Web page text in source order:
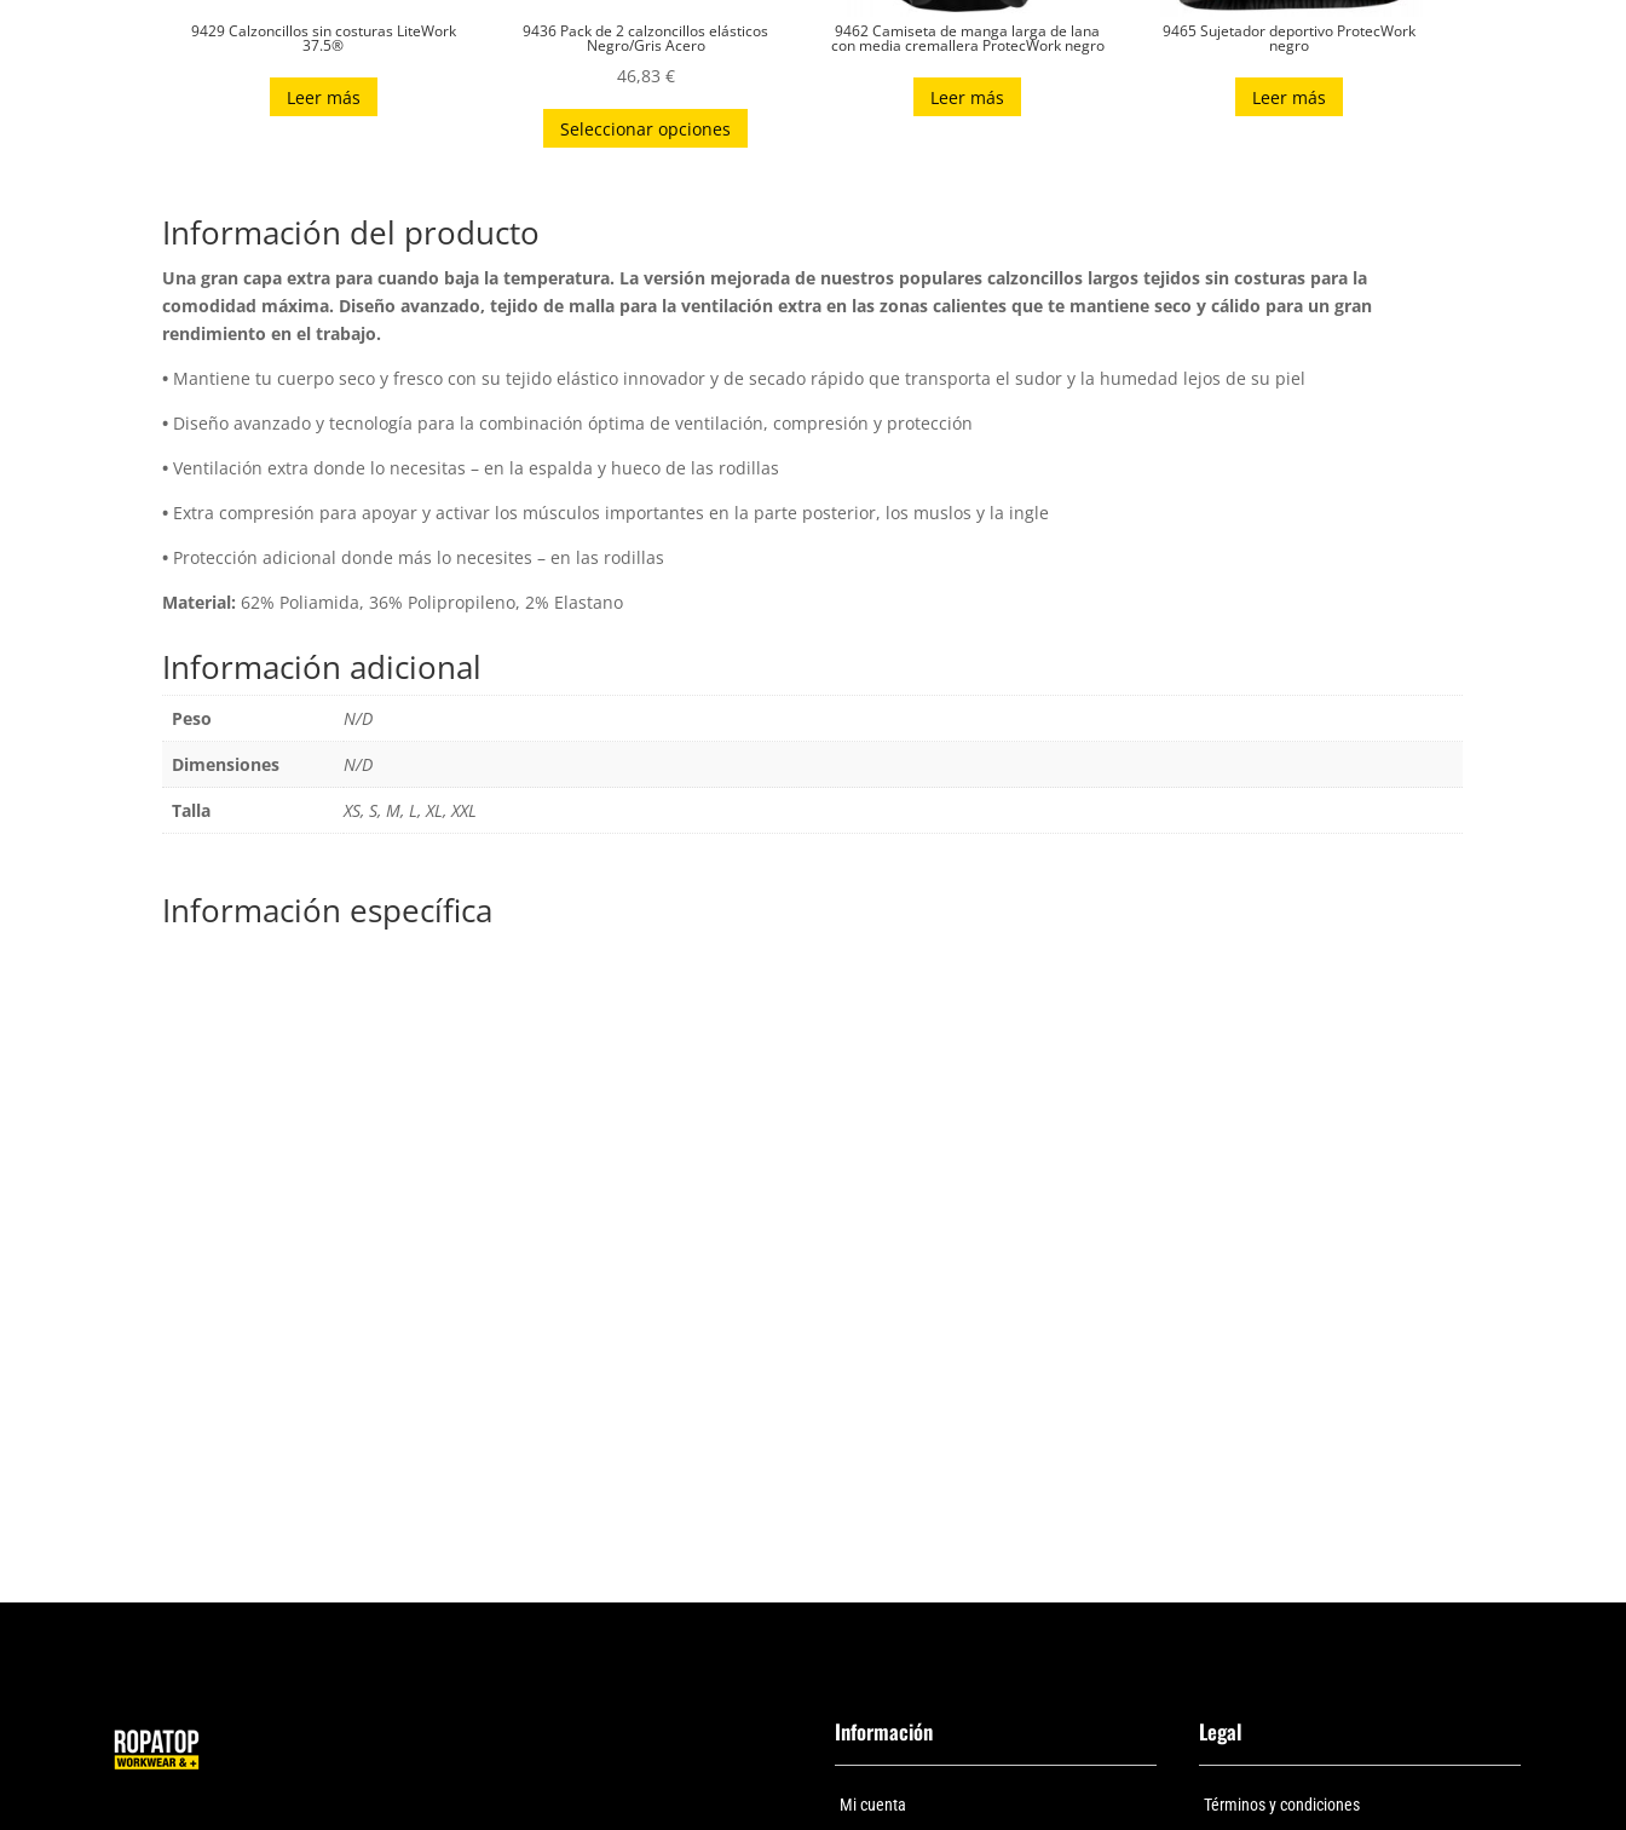
9429 Calzoncillos sin costuras LiteWork
37.5®
Leer más
9436 Pack de 2 calzoncillos elásticos
Negro/Gris Acero
46,83 €
Seleccionar opciones
Este
opciones
elegir
en
de
9462 Camiseta de manga larga de lana
con media cremallera ProtecWork negro
Leer más
9465 Sujetador deportivo ProtecWork
negro
Leer más
Información del producto
Una gran capa extra para cuando baja la temperatura. La versión mejorada de nuestros populares calzoncillos largos tejidos sin costuras para la
comodidad máxima. Diseño avanzado, tejido de malla para la ventilación extra en las zonas calientes que te mantiene seco y cálido para un gran
rendimiento en el trabajo.
• Mantiene tu cuerpo seco y fresco con su tejido elástico innovador y de secado rápido que transporta el sudor y la humedad lejos de su piel
• Diseño avanzado y tecnología para la combinación óptima de ventilación, compresión y protección
• Ventilación extra donde lo necesitas – en la espalda y hueco de las rodillas
• Extra compresión para apoyar y activar los músculos importantes en la parte posterior, los muslos y la ingle
• Protección adicional donde más lo necesites – en las rodillas
Material:62% Poliamida, 36% Polipropileno, 2% Elastano
Información adicional
Peso
N/D
Dimensiones
N/D
Talla
XS, S, M, L, XL, XXL
Información específica
Información
Mi cuenta
Legal
Términos y condiciones